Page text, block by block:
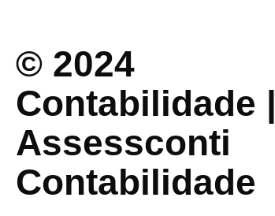
© 2024
Contabilidade |
Assessconti
Contabilidade